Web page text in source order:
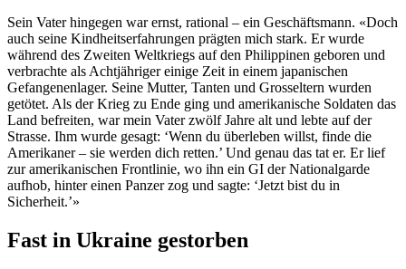
Sein Vater hingegen war ernst, rational – ein Geschäftsmann. «Doch
auch seine Kindheitserfahrungen prägten mich stark. Er wurde
während des Zweiten Weltkriegs auf den Philippinen geboren und
verbrachte als Achtjähriger einige Zeit in einem japanischen
Gefangenenlager. Seine Mutter, Tanten und Grosseltern wurden
getötet. Als der Krieg zu Ende ging und amerikanische Soldaten das
Land befreiten, war mein Vater zwölf Jahre alt und lebte auf der
Strasse. Ihm wurde gesagt: ‘Wenn du überleben willst, finde die
Amerikaner – sie werden dich retten.’ Und genau das tat er. Er lief
zur amerikanischen Frontlinie, wo ihn ein GI der Nationalgarde
aufhob, hinter einen Panzer zog und sagte: ‘Jetzt bist du in
Sicherheit.’»
Fast in Ukraine gestorben